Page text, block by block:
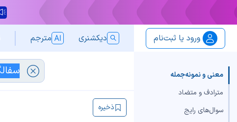
ورود یا ثبت‌نام دیکشنری مترجم
معنی و نمونه‌جمله
مترادف و متضاد
سوال‌های رایج
ذخیره